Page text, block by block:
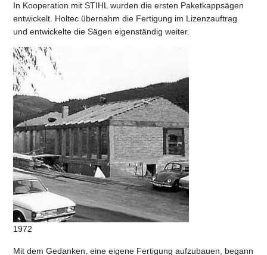
In Kooperation mit STIHL wurden die ersten Paketkappsägen
entwickelt. Holtec übernahm die Fertigung im Lizenzauftrag
und entwickelte die Sägen eigenständig weiter.
1972
Mit dem Gedanken, eine eigene Fertigung aufzubauen, begann